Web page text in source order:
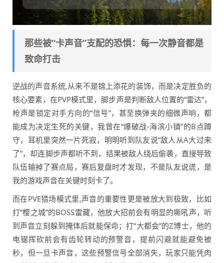
那些被“卡声音”支配的恐惧：每一次静音都是
致命打击
逆战的声音系统,从来不是锦上添花的装饰，而是决定胜负的
核心要素，在PVP模式里，脚步声是判断敌人位置的“雷达”，
枪声是锁定对手方向的“信号”，甚至换弹夹的细微声响，都
能成为决定生死的关键，我曾在“爆破战-海滨小镇”的B点蹲
守，耳机里突然一片死寂，明明听到队友说“敌人从A大过来
了”，却连脚步声都听不到，结果被敌人绕后偷袭，直接导致
队伍输掉了赛点局，赛后复盘时才发现，不是队友说谎，是
我的游戏声音在关键时刻卡了。
而在PVE猎场模式里,声音的重要性更是被放大到极致，比如
打“樱之城”的BOSS雷藏，他放大招前会有明显的嘶吼声，听
到声音立刻躲到掩体后就能保命；打“大都会”的Z博士，他的
电锯挥砍前会有齿轮转动的预警音，提前闪避就能避免被
秒，但一旦卡声音，这些预警信号全部消失，玩家只能凭肉